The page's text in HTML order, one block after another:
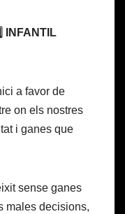
INFANTIL
a favor de
on els nostres
i ganes que
sense ganes
males decisions,